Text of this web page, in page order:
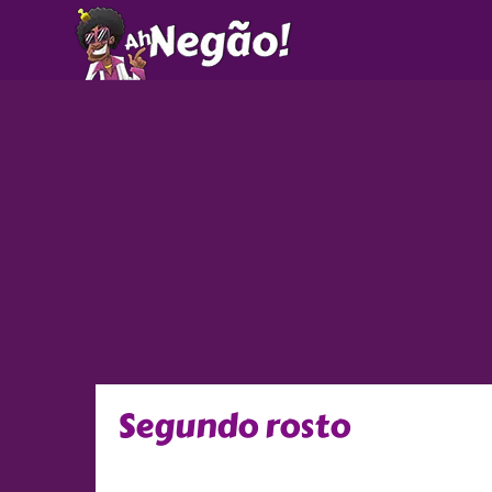
Segundo rosto